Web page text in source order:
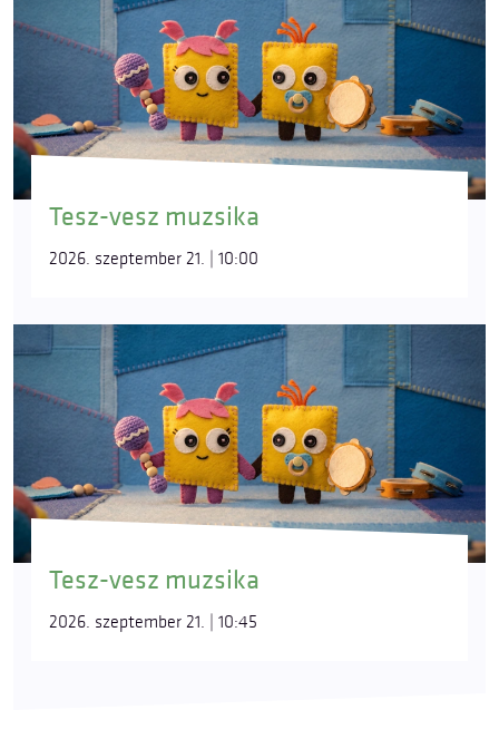
Tesz-vesz muzsika
2026. szeptember 21. | 10:00
Tesz-vesz muzsika
2026. szeptember 21. | 10:45